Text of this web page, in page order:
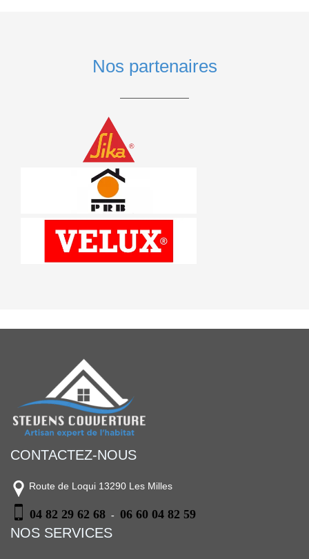
Nos partenaires
CONTACTEZ-NOUS
Route de Loqui 13290 Les Milles
04 82 29 62 68 - 06 60 04 82 59
NOS SERVICES